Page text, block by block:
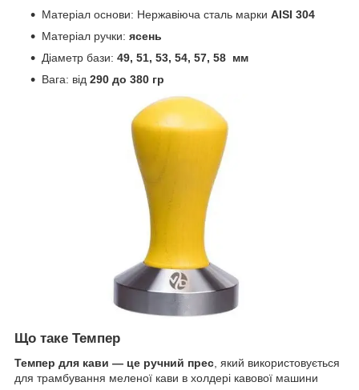
Матеріал основи: Нержавіюча сталь марки AISI 304
Матеріал ручки: ясень
Діаметр бази: 49, 51, 53, 54, 57, 58 мм
Вага: від 290 до 380 гр
Що таке Темпер
Темпер для кави — це ручний прес , який використовується
для трамбування меленої кави в холдері кавової машини